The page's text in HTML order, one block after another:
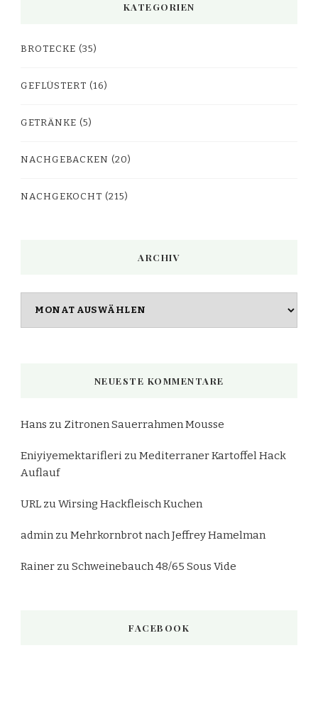
KATEGORIEN
BROTECKE (35)
GEFLÜSTERT (16)
GETRÄNKE (5)
NACHGEBACKEN (20)
NACHGEKOCHT (215)
ARCHIV
NEUESTE KOMMENTARE
Hans zu Zitronen Sauerrahmen Mousse
Eniyiyemektarifleri zuMediterraner Kartoffel Hack
Auflauf
URL zuWirsing Hackfleisch Kuchen
adminzuMehrkornbrot nach Jeffrey Hamelman
Rainer zuSchweinebauch 48/65 Sous Vide
FACEBOOK